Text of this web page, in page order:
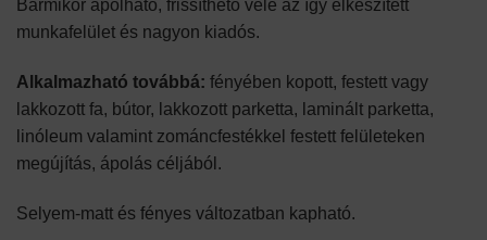
Bármikor ápolható, frissíthető vele az így elkészített
munkafelület és nagyon kiadós.
Alkalmazható továbbá: fényében kopott, festett vagy
lakkozott fa, bútor, lakkozott parketta, laminált parketta,
linóleum valamint zománcfestékkel festett felületeken
megújítás, ápolás céljából.
Selyem-matt és fényes változatban kapható.